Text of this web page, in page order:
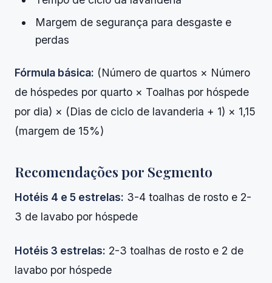
Margem de segurança para desgaste e
perdas
Fórmula básica: (Número de quartos × Número
de hóspedes por quarto × Toalhas por hóspede
por dia) × (Dias de ciclo de lavanderia + 1) × 1,15
(margem de 15%)
Recomendações por Segmento
Hotéis 4 e 5 estrelas: 3-4 toalhas de rosto e 2-
3 de lavabo por hóspede
Hotéis 3 estrelas: 2-3 toalhas de rosto e 2 de
lavabo por hóspede